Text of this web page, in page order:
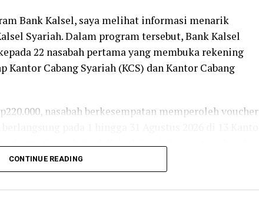
Bank Kalsel, saya melihat informasi menarik
Syariah. Dalam program tersebut, Bank Kalsel
22 nasabah pertama yang membuka rekening
Cabang Syariah (KCS) dan Kantor Cabang
nasabah berkesempatan memperoleh voucher
Syariah Bank Kalsel Syariah yang tersebar di
dengan hari Sabtu dan Minggu, saya baru bisa
CONTINUE READING